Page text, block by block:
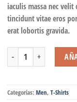
iaculis massa nec
tincidunt vitae eros
erat lobortis gravida.
Lawrance Polo Tee Jack
Categorías: Men, T-Shirts